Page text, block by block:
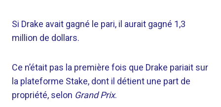
Si Drake avait gagné le pari, il aurait gagné 1,3
million de dollars.
Ce n’était pas la première fois que Drake pariait sur
la plateforme Stake, dont il détient une part de
propriété, selon Grand Prix.